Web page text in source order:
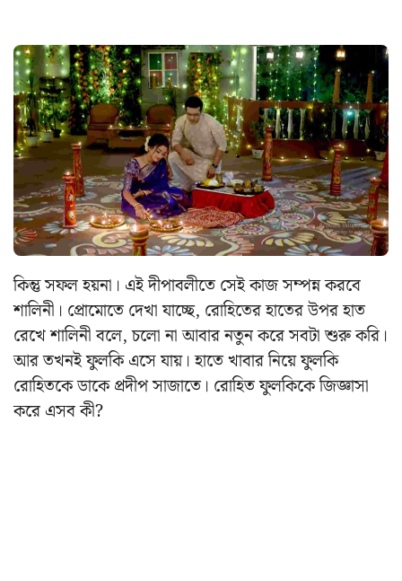
কিন্তু সফল হয়না। এই দীপাবলীতে সেই কাজ সম্পন্ন করবে
শালিনী। প্রোমোতে দেখা যাচ্ছে, রোহিতের হাতের উপর হাত
রেখে শালিনী বলে, চলো না আবার নতুন করে সবটা শুরু করি।
আর তখনই ফুলকি এসে যায়। হাতে খাবার নিয়ে ফুলকি
রোহিতকে ডাকে প্রদীপ সাজাতে। রোহিত ফুলকিকে জিজ্ঞাসা
করে এসব কী?